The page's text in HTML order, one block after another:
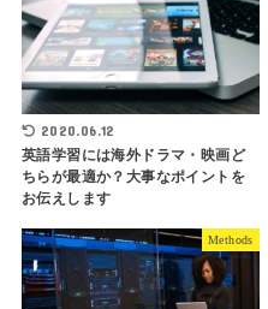
2020.06.12
英語学習には海外ドラマ・映画ど
ちらが最適か？大事なポイントを
お伝えします
Methods